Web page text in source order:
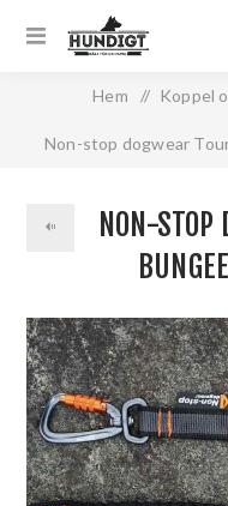
Hem / Koppel
Non-stop dogwear
NON-STOP